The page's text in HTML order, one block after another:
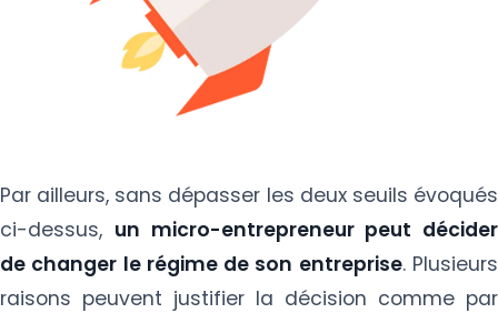
Par ailleurs, sans dépasser les deux seuils évoqués
ci-dessus, un micro-entrepreneur peut décider
de changer le régime de son entreprise. Plusieurs
raisons peuvent justifier la décision comme par